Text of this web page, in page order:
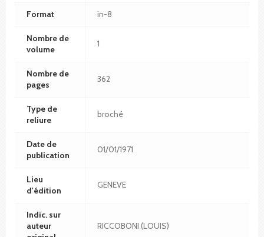
Format in-8
Nombre de
volume
1
Nombre de
pages
362
Type de
reliure
broché
Date de
publication
01/01/1971
Lieu
d'édition
GENEVE
Indic. sur
auteur
RICCOBONI (LOUIS)